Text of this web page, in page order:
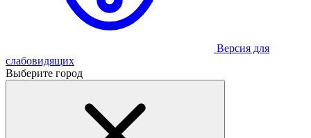
Версия для
слабовидящих
Выберите город